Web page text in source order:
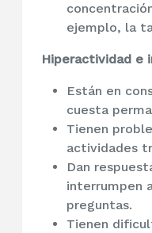
ejemplo, la
Hiperactividad e
Están en
cuesta
Tienen
actividades
Dan
interrumpen
preguntas.
Tienen